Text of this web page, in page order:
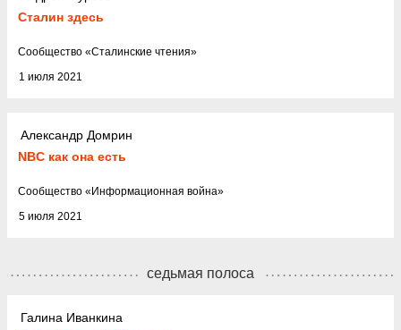
Сталин здесь
1 июля 2021
Cообщество «Сталинские чтения»
Александр Домрин
NBC как она есть
5 июля 2021
Cообщество «Информационная война»
седьмая полоса
Галина Иванкина